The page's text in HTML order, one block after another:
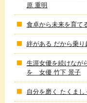
原 重明
食卓から未来を育
絆がある だから乗
生涯女優を続けなが
を 女優 竹下 景子
自分を磨く たくま